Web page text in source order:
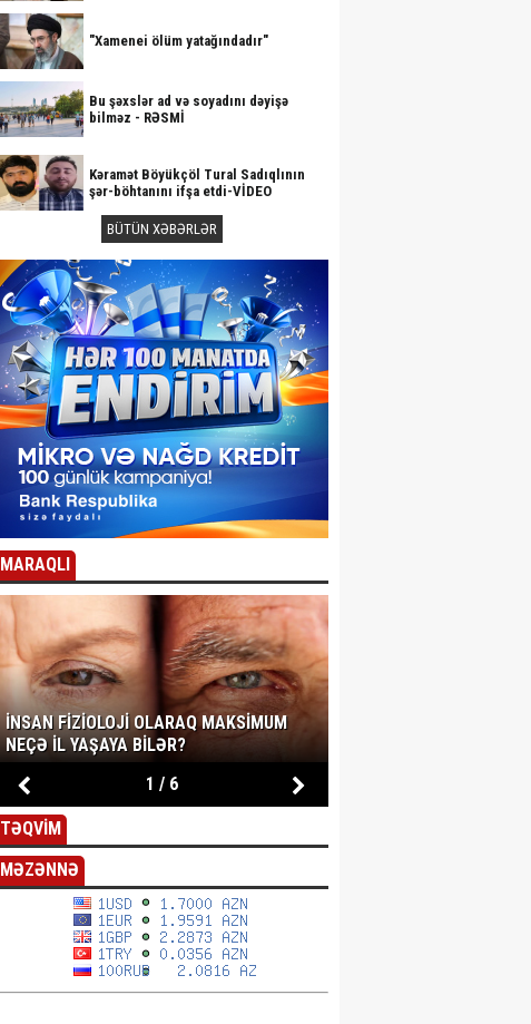
"Xamenei ölüm yatağındadır"
Bu şəxslər ad və soyadını dəyişə
bilməz - RƏSMİ
Kəramət Böyükçöl Tural Sadıqlının
şər-böhtanını ifşa etdi-VİDEO
BÜTÜN XƏBƏRLƏR
MARAQLI
İNSAN FIZIOLOJI OLARAQ MAKSIMUM
NEÇƏ IL YAŞAYA BILƏR?
1 / 6
TƏQVİM
MƏZƏNNƏ